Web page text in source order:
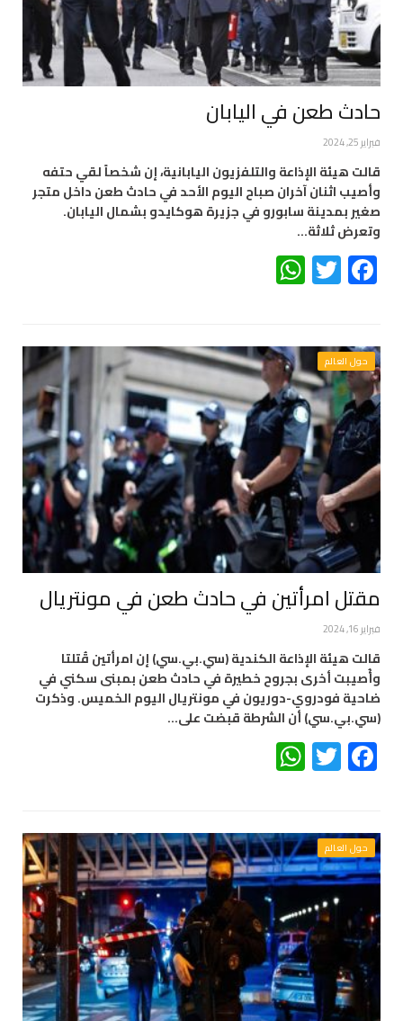
حادث طعن في اليابان
فبراير 25, 2024
قالت هيئة الإذاعة والتلفزيون اليابانية، إن شخصاً لقي حتفه
وأصيب اثنان آخران صباح اليوم الأحد في حادث طعن داخل متجر
صغير بمدينة سابورو في جزيرة هوكايدو بشمال اليابان.
وتعرض ثلاثة…
Facebook
Twitter
حول العالم
مقتل امرأتين في حادث طعن في مونتريال
فبراير 16, 2024
قالت هيئة الإذاعة الكندية (سي.بي.سي) إن امرأتين قُتلتا
وأُصيبت أخرى بجروح خطيرة في حادث طعن بمبنى سكني في
ضاحية فودروي-دوريون في مونتريال اليوم الخميس. وذكرت
(سي.بي.سي) أن الشرطة قبضت على…
Facebook
Twitter
حول العالم